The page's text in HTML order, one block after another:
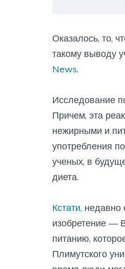
Оказалось, то,
такому выводу
News.
Исследование
Причем, эта
нежирными и
употребления
ученых, в
диета.
Кстати, недавно
изобретение —
питанию,
Плимутского